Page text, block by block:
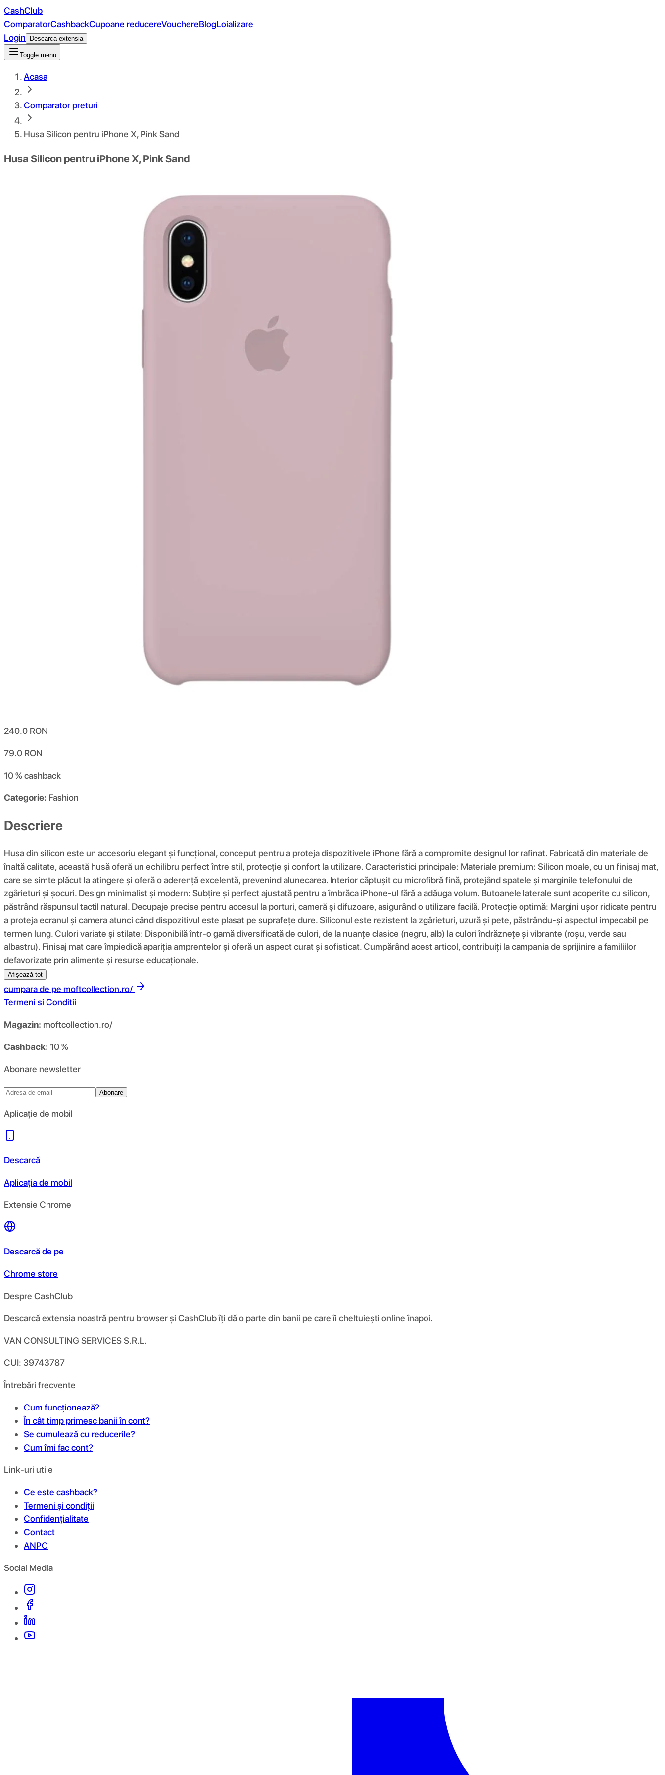
CashClub
ComparatorCashbackCupoane reducereVouchereBlogLoializare
Login
Descarca extensia
Toggle menu
Acasa
Comparator preturi
Husa Silicon pentru iPhone X, Pink Sand
Husa Silicon pentru iPhone X, Pink Sand
240.0 RON
79.0 RON
10 %cashback
Categorie: Fashion
Descriere
Husa din silicon este un accesoriu elegant și funcțional, conceput pentru a proteja dispozitivele iPhone fără a compromite designul lor rafinat. Fabricată din materiale de
înaltă calitate, această husă oferă un echilibru perfect între stil, protecție și confort la utilizare. Caracteristici principale: Materiale premium: Silicon moale, cu un finisaj mat,
care se simte plăcut la atingere și oferă o aderență excelentă, prevenind alunecarea. Interior căptușit cu microfibră fină, protejând spatele și marginile telefonului de
zgârieturi și șocuri. Design minimalist și modern: Subțire și perfect ajustată pentru a îmbrăca iPhone-ul fără a adăuga volum. Butoanele laterale sunt acoperite cu silicon,
păstrând răspunsul tactil natural. Decupaje precise pentru accesul la porturi, cameră și difuzoare, asigurând o utilizare facilă. Protecție optimă: Margini ușor ridicate pentru
a proteja ecranul și camera atunci când dispozitivul este plasat pe suprafețe dure. Siliconul este rezistent la zgârieturi, uzură și pete, păstrându-și aspectul impecabil pe
termen lung. Culori variate și stilate: Disponibilă într-o gamă diversificată de culori, de la nuanțe clasice (negru, alb) la culori îndrăznețe și vibrante (roșu, verde sau
albastru). Finisaj mat care împiedică apariția amprentelor și oferă un aspect curat și sofisticat. Cumpărând acest articol, contribuiți la campania de sprijinire a familiilor
defavorizate prin alimente și resurse educaționale.
Afișează tot
cumpara de pe moftcollection.ro/
Termeni si Conditii
Magazin: moftcollection.ro/
Cashback: 10 %
Abonare newsletter
Abonare
Aplicație de mobil
Descarcă
Aplicația de mobil
Extensie Chrome
Descarcă de pe
Chrome store
Despre CashClub
Descarcă extensia noastră pentru browser și CashClub îți dă o parte din banii pe care îi cheltuiești online înapoi.
VAN CONSULTING SERVICES S.R.L.
CUI: 39743787
Întrebări frecvente
Cum funcționează?
În cât timp primesc banii în cont?
Se cumulează cu reducerile?
Cum îmi fac cont?
Link-uri utile
Ce este cashback?
Termeni și condiții
Confidențialitate
Contact
ANPC
Social Media